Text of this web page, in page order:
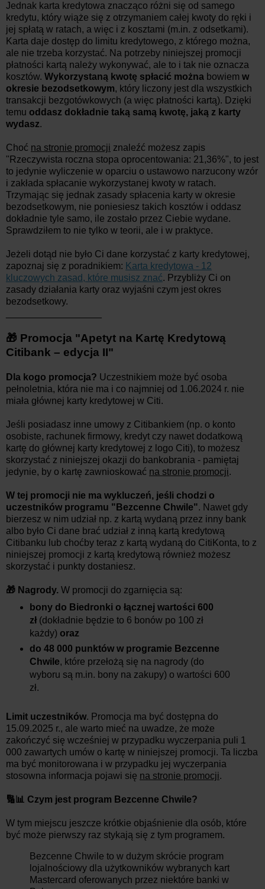
Jednak karta kredytowa znacząco różni się od samego
kredytu, który wiąże się z otrzymaniem całej kwoty do ręki i
jej spłatą w ratach, a więc i z kosztami (m.in. z odsetkami).
Karta daje dostęp do limitu kredytowego, z którego można,
ale nie trzeba korzystać. Na potrzeby niniejszej promocji
płatności kartą należy wykonywać, ale to i tak nie oznacza
kosztów. Wykorzystaną kwotę spłacić można bowiem w
okresie bezodsetkowym, który liczony jest dla wszystkich
transakcji bezgotówkowych (a więc płatności kartą). Dzięki
temu oddasz dokładnie taką samą kwotę, jaką z karty
wydasz.
Choć na stronie promocji znaleźć możesz zapis
"Rzeczywista roczna stopa oprocentowania: 21,36%", to jest
to jedynie wyliczenie w oparciu o ustawowo narzucony wzór
i zakłada spłacanie wykorzystanej kwoty w ratach.
Trzymając się jednak zasady spłacenia karty w okresie
bezodsetkowym, nie poniesiesz takich kosztów i oddasz
dokładnie tyle samo, ile zostało przez Ciebie wydane.
Sprawdziłem to nie tylko w teorii, ale i w praktyce.
Jeżeli dotąd nie było Ci dane korzystać z karty kredytowej,
zapoznaj się z poradnikiem: Karta kredytowa - 12
kluczowych zasad, które musisz znać. Przybliży Ci on
zasady działania karty oraz wyjaśni czym jest okres
bezodsetkowy.
🎁 Promocja "Apetyt na Kartę Kredytową
Citibank – edycja II"
Dla kogo promocja? Uczestnikiem może być osoba
pełnoletnia, która nie ma i co najmniej od 1.06.2024 r. nie
miała głównej karty kredytowej w Citi.
Jeśli posiadasz inne umowy z Citibankiem (np. o konto
osobiste, rachunek firmowy, kredyt czy nawet dodatkową
kartę do głównej karty kredytowej z logo Citi), to możesz
skorzystać z niniejszej okazji do bankobrania - pamiętaj
jedynie, by o kartę zawnioskować na stronie promocji.
W tej promocji nie ma wykluczeń, jeśli chodzi o
uczestników programu "Bezcenne Chwile". Nawet gdy
bierzesz w nim udział np. z kartą wydaną przez inny bank
albo było Ci dane brać udział z inną kartą kredytową
Citibanku lub choćby teraz z kartą wydaną do CitiKonta, to z
niniejszej promocji z kartą kredytową również możesz
skorzystać i punkty dostaniesz.
🎁 Nagrody. W promocji do zgarnięcia są:
bony do Biedronki o łącznej wartości 600
zł (dokładnie będzie to 6 bonów po 100 zł
każdy) oraz
do 48 000 punktów w programie Bezcenne
Chwile, które przełożą się na nagrody (do
wyboru są m.in. bony na zakupy) o wartości 600
zł.
Limit uczestników. Promocja ma być dostępna do
15.09.2025 r., ale warto mieć na uwadze, że może
zakończyć się wcześniej w przypadku wyczerpania puli 1
000 zawartych umów o kartę w niniejszej promocji. Ta liczba
ma być monitorowana i w przypadku jej wyczerpania
stosowna informacja pojawi się na stronie promocji.
🔢📊 Czym jest program Bezcenne Chwile?
W tym miejscu jeszcze krótkie objaśnienie dla osób, które
być może pierwszy raz stykają się z tym programem.
Bezcenne Chwile to w dużym skrócie program
lojalnościowy dla użytkowników wybranych kart
Mastercard oferowanych przez niektóre banki w